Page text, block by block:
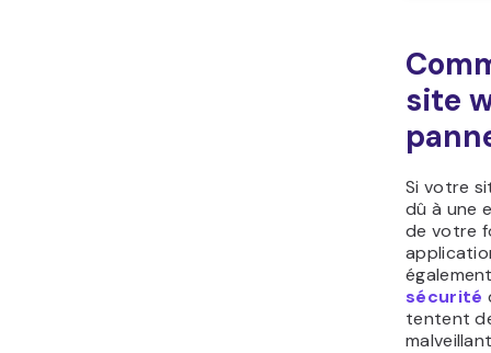
site
Si votre
dû à une
de votre
sécurité
tentent